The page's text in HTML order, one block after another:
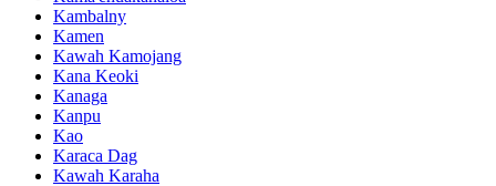
Kambalny
Kamen
Kawah Kamojang
Kana Keoki
Kanaga
Kanpu
Kao
Karaca Dag
Kawah Karaha